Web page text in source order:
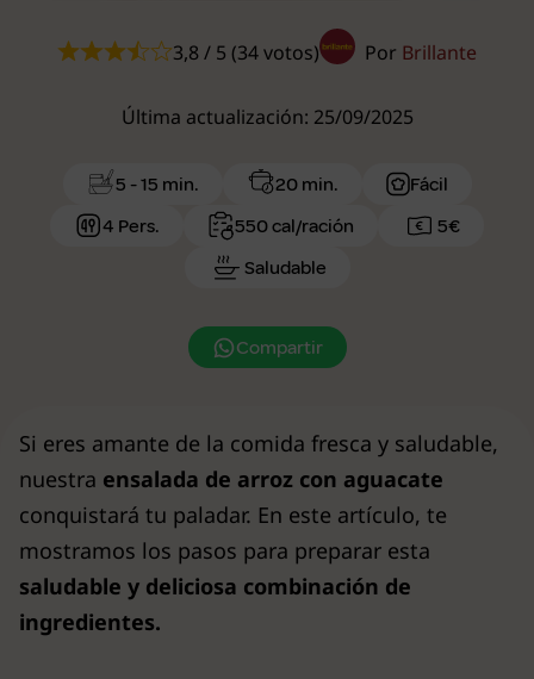
3,8 / 5 (34 votos) Por Brillante
Última actualización: 25/09/2025
5 - 15 min. 20 min.
Fácil
4 Pers.
550 cal/ración
5€
Saludable
Compartir
Si eres amante de la comida fresca y saludable,
nuestra ensalada de arroz con aguacate
conquistará tu paladar. En este artículo, te
mostramos los pasos para preparar esta
saludable y deliciosa combinación de
ingredientes.